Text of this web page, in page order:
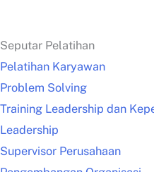
Seputar Pelatihan
Pelatihan Karyawan
Problem Solving
Training Leadership dan
Leadership
Supervisor Perusahaan